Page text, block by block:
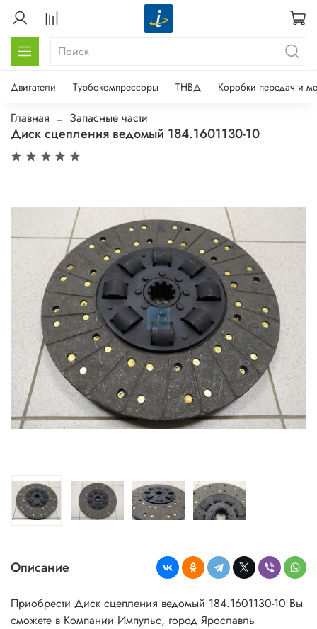
Двигатели Турбокомпрессоры ТНВД Коробки передач и
Главная Запасные части
Диск сцепления ведомый 184.1601130-10
Описание
Приобрести Диск сцепления ведомый 184.1601130-10 Вы
сможете в Компании Импульс, город Ярославль